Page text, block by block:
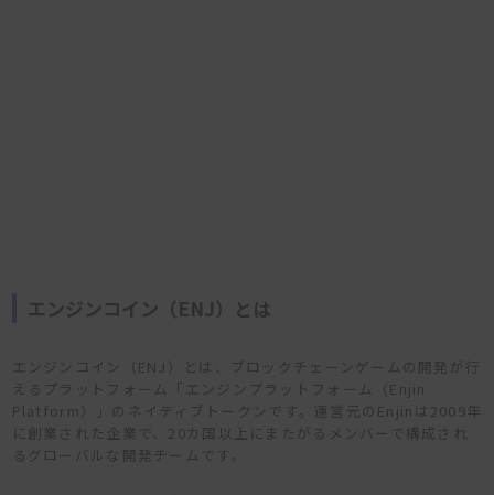
エンジンコイン（ENJ）とは
エンジンコイン（ENJ）とは、ブロックチェーンゲームの開発が行
えるプラットフォーム「エンジンプラットフォーム（Enjin
Platform）」のネイティブトークンです。運営元のEnjinは2009年
に創業された企業で、20カ国以上にまたがるメンバーで構成され
るグローバルな開発チームです。